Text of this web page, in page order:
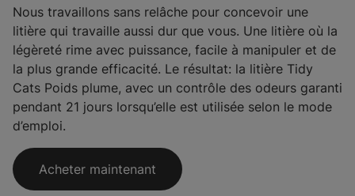
Nous travaillons sans relâche pour concevoir une
litière qui travaille aussi dur que vous. Une litière où la
légèreté rime avec puissance, facile à manipuler et de
la plus grande efficacité. Le résultat: la litière Tidy
Cats Poids plume, avec un contrôle des odeurs garanti
pendant 21 jours lorsqu’elle est utilisée selon le mode
d’emploi.
Acheter maintenant